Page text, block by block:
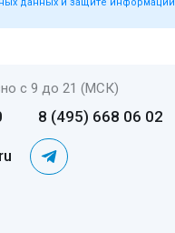
данных и защите информации
с 9 до 21 (МСК)
8 (495) 668 06 02